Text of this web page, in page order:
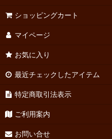
ショッピングカート
マイページ
お気に入り
最近チェックしたアイテム
特定商取引法表示
ご利用案内
お問い合せ